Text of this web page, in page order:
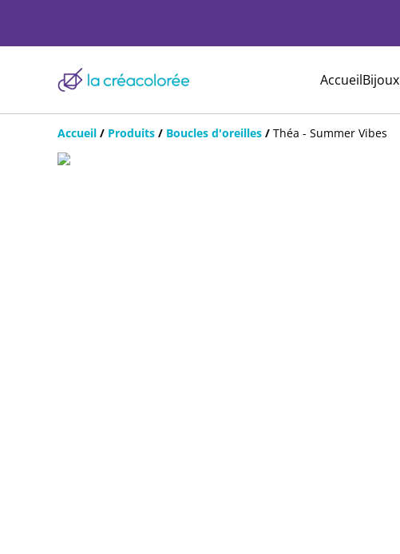
AccueilBijoux
Accueil / Produits / Boucles d'oreilles / Théa - Summer Vibes